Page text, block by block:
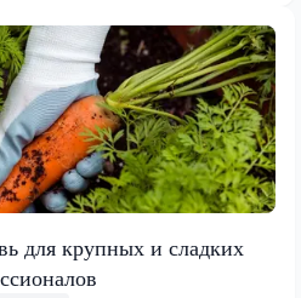
для крупных и сладких